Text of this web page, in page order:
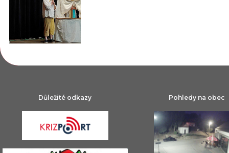
Důležité odkazy Pohledy na obec